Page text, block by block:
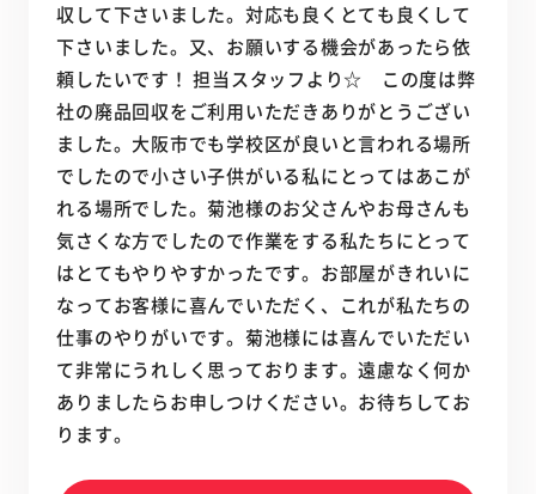
収して下さいました。対応も良くとても良くして
下さいました。又、お願いする機会があったら依
頼したいです！ 担当スタッフより☆ この度は弊
社の廃品回収をご利用いただきありがとうござい
ました。大阪市でも学校区が良いと言われる場所
でしたので小さい子供がいる私にとってはあこが
れる場所でした。菊池様のお父さんやお母さんも
気さくな方でしたので作業をする私たちにとって
はとてもやりやすかったです。お部屋がきれいに
なってお客様に喜んでいただく、これが私たちの
仕事のやりがいです。菊池様には喜んでいただい
て非常にうれしく思っております。遠慮なく何か
ありましたらお申しつけください。お待ちしてお
ります。